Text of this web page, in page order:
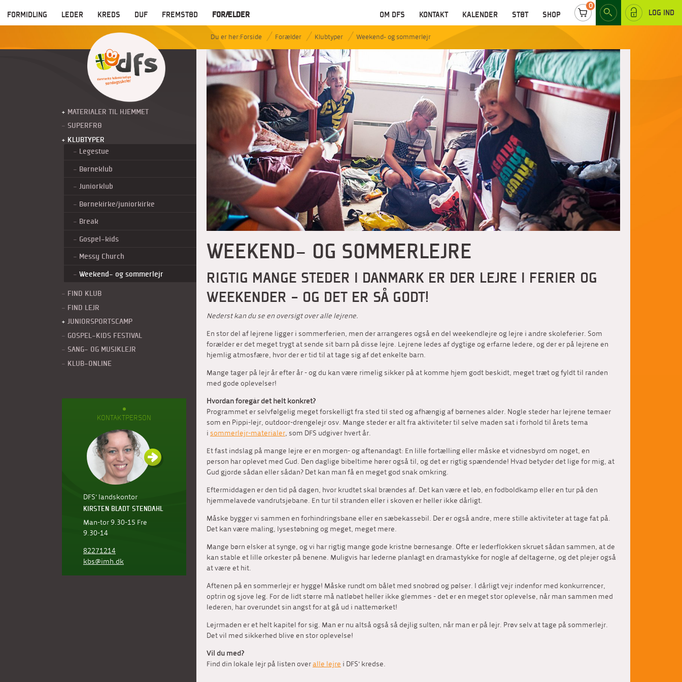
FORMIDLING LEDER KREDS DUF FREMSTØD FORÆLDER OM DFS KONTAKT KALENDER STØT SHOP
0
LOG IND
Forside Forælder Klubtyper Weekend- og sommerlejr
MATERIALER TIL HJEMMET
SUPERFRØ
KLUBTYPER
Legestue
Børneklub
Juniorklub
Børnekirke/juniorkirke
Break
Gospel-kids
Messy Church
Weekend- og sommerlejr
FIND KLUB
FIND LEJR
JUNIORSPORTSCAMP
GOSPEL-KIDS FESTIVAL
SANG- OG MUSIKLEJR
KLUB-ONLINE
KONTAKTPERSON
DFS' landskontor
KIRSTEN BLADT STENDAHL
Man-tor 9.30-15 Fre
9.30-14
82271214
kbs@imh.dk
WEEKEND- OG SOMMERLEJRE
RIGTIG MANGE STEDER I DANMARK ER DER LEJRE I FERIER OG
WEEKENDER - OG DET ER SÅ GODT!
Nederst kan du se en oversigt over alle lejrene.
En stor del af lejrene ligger i sommerferien, men der arrangeres også en del weekendlejre og lejre i andre skoleferier. Som
forælder er det meget trygt at sende sit barn på disse lejre. Lejrene ledes af dygtige og erfarne ledere, og der er på lejrene en
hjemlig atmosfære, hvor der er tid til at tage sig af det enkelte barn.
Mange tager på lejr år efter år - og du kan være rimelig sikker på at komme hjem godt beskidt, meget træt og fyldt til randen
med gode oplevelser!
Hvordan foregår det helt konkret?
Programmet er selvfølgelig meget forskelligt fra sted til sted og afhængig af børnenes alder. Nogle steder har lejrene temaer
som en Pippi-lejr, outdoor-drengelejr osv. Mange steder er alt fra aktiviteter til selve maden sat i forhold til årets tema
i sommerlejr-materialer, som DFS udgiver hvert år.
Et fast indslag på mange lejre er en morgen- og aftenandagt: En lille fortælling eller måske et vidnesbyrd om noget, en
person har oplevet med Gud. Den daglige bibeltime hører også til, og det er rigtig spændende! Hvad betyder det lige for mig, at
Gud gjorde sådan eller sådan? Det kan man få en meget god snak omkring.
Eftermiddagen er den tid på dagen, hvor krudtet skal brændes af. Det kan være et løb, en fodboldkamp eller en tur på den
hjemmelavede vandrutsjebane. En tur til stranden eller i skoven er heller ikke dårligt.
Måske bygger vi sammen en forhindringsbane eller en sæbekassebil. Der er også andre, mere stille aktiviteter at tage fat på.
Det kan være maling, lysestøbning og meget, meget mere.
Mange børn elsker at synge, og vi har rigtig mange gode kristne børnesange. Ofte er lederflokken skruet sådan sammen, at de
kan stable et lille orkester på benene. Muligvis har lederne planlagt en dramastykke for nogle af deltagerne, og det plejer også
at være et hit.
Aftenen på en sommerlejr er hygge! Måske rundt om bålet med snobrød og pølser. I dårligt vejr indenfor med konkurrencer,
optrin og sjove leg. For de lidt større må natløbet heller ikke glemmes - det er en meget stor oplevelse, når man sammen med
lederen, har overundet sin angst for at gå ud i nattemørket!
Lejrmaden er et helt kapitel for sig. Man er nu altså også så dejlig sulten, når man er på lejr. Prøv selv at tage på sommerlejr.
Det vil med sikkerhed blive en stor oplevelse!
Vil du med?
Find din lokale lejr på listen overalle lejre i DFS' kredse.